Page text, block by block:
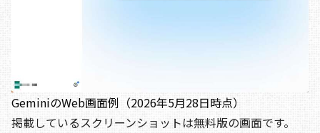
GeminiのWeb画面例（2026年5月28日時点）
掲載しているスクリーンショットは無料版の画面です。